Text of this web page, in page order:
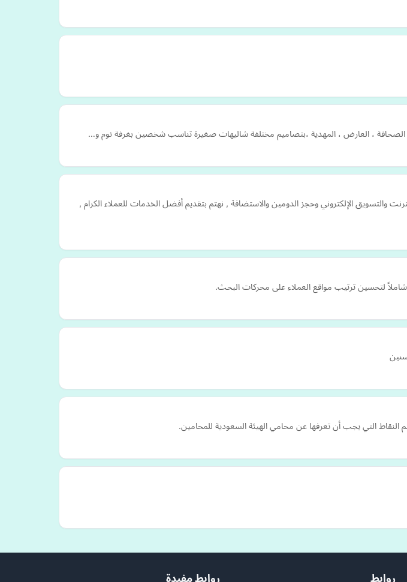
، الصحافة ، العارض ، المهدية ،بتصاميم مختلفة شاليهات صغيرة تناسب شخصين بغرفة نوم و…
عام 2009 نعمل في مجال تصميم مواقع انترنت والتسويق الإلكتروني وحجز الدومين والاستضافة , نهتم بتقديم أفضل الخدمات للعملاء الكرام ,
لتحسين ترتيب مواقع العملاء على محركات البحث.
التي يجب أن تعرفها عن محامي الهيئة السعودية للمحامين.
روابط روابط مفيدة